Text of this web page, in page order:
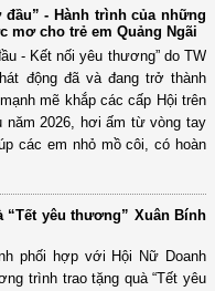
- Hành trình của những
mơ cho trẻ em Quảng Ngãi
- Kết nối yêu thương” do TW
động đã và đang trở thành
mẽ khắp các cấp Hội trên
năm 2026, hơi ấm từ vòng tay
các em nhỏ mồ côi, có hoàn
“Tết yêu thương” Xuân Bính
phối hợp với Hội Nữ Doanh
trình trao tặng quà “Tết yêu